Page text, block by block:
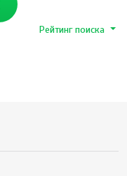
Рейтинг поиска